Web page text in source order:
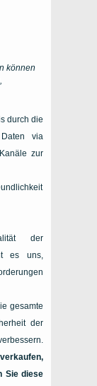
können
durch die
via
zur
der
es uns,
gesamte
der
Sie diese